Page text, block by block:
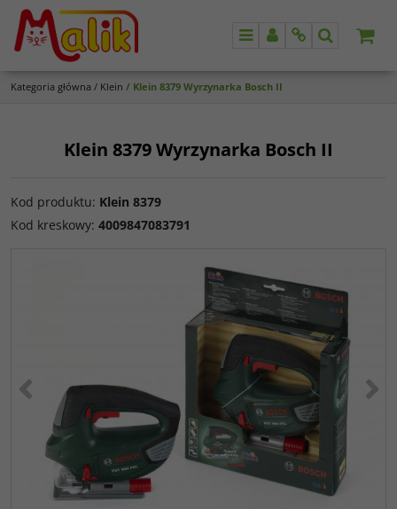
MenuPanelInfoSzukaj
Kategoria główna / Klein / Klein 8379 Wyrzynarka Bosch II
Klein 8379 Wyrzynarka Bosch II
Kod produktu: Klein 8379
Kod kreskowy: 4009847083791
<